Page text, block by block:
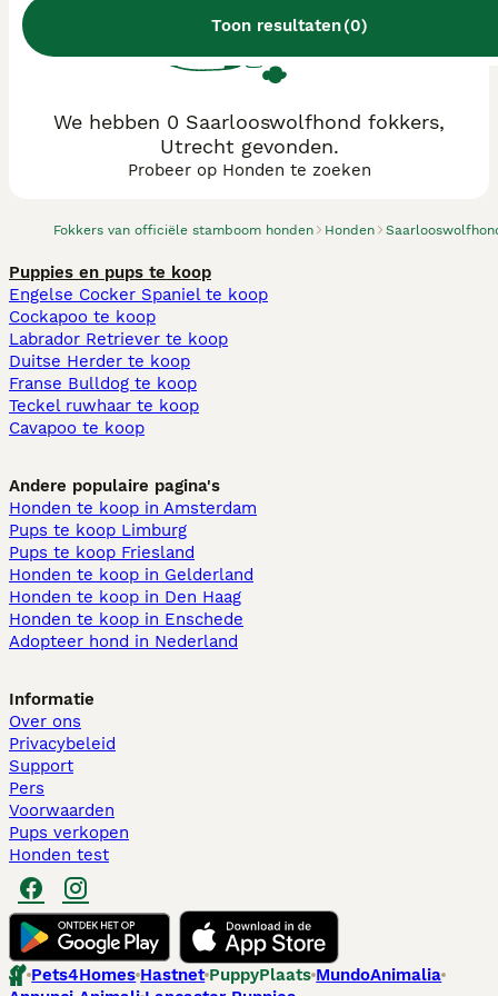
Toon resultaten(0)
Fokkers van officiële stamboom honden Honden
We hebben 0 Saarlooswolfhond fokkers,
Utrecht gevonden.
Probeer op Honden te zoeken
Puppies en pups te koop
Engelse Cocker Spaniel te koop
Cockapoo te koop
Labrador Retriever te koop
Duitse Herder te koop
Franse Bulldog te koop
Teckel ruwhaar te koop
Cavapoo te koop
Andere populaire pagina's
Honden te koop in Amsterdam
Pups te koop Limburg​
Pups te koop Friesland​
Honden te koop in Gelderland
Honden te koop in Den Haag
Honden te koop in Enschede
Adopteer hond in Nederland
Informatie
Over ons
Privacybeleid
Support
Pers
Voorwaarden
Pups verkopen
Honden test
Pets4Homes Hastnet PuppyPlaats MundoAnimalia